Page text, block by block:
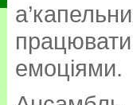
емоціями.